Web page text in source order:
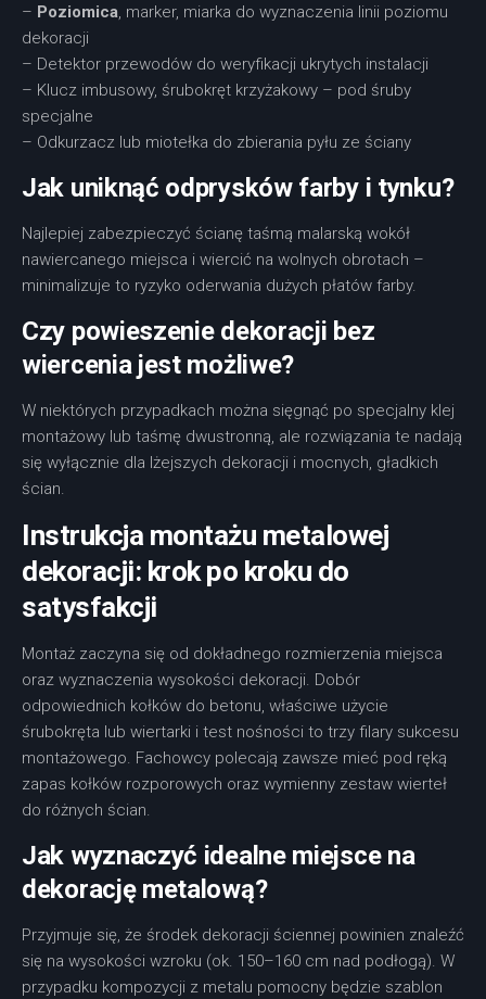
– Poziomica, marker, miarka do wyznaczenia linii poziomu
dekoracji
– Detektor przewodów do weryfikacji ukrytych instalacji
– Klucz imbusowy, śrubokręt krzyżakowy – pod śruby
specjalne
– Odkurzacz lub miotełka do zbierania pyłu ze ściany
Jak uniknąć odprysków farby i tynku?
Najlepiej zabezpieczyć ścianę taśmą malarską wokół
nawiercanego miejsca i wiercić na wolnych obrotach –
minimalizuje to ryzyko oderwania dużych płatów farby.
Czy powieszenie dekoracji bez
wiercenia jest możliwe?
W niektórych przypadkach można sięgnąć po specjalny klej
montażowy lub taśmę dwustronną, ale rozwiązania te nadają
się wyłącznie dla lżejszych dekoracji i mocnych, gładkich
ścian.
Instrukcja montażu metalowej
dekoracji: krok po kroku do
satysfakcji
Montaż zaczyna się od dokładnego rozmierzenia miejsca
oraz wyznaczenia wysokości dekoracji. Dobór
odpowiednich kołków do betonu, właściwe użycie
śrubokręta lub wiertarki i test nośności to trzy filary sukcesu
montażowego. Fachowcy polecają zawsze mieć pod ręką
zapas kołków rozporowych oraz wymienny zestaw wierteł
do różnych ścian.
Jak wyznaczyć idealne miejsce na
dekorację metalową?
Przyjmuje się, że środek dekoracji ściennej powinien znaleźć
się na wysokości wzroku (ok. 150–160 cm nad podłogą). W
przypadku kompozycji z metalu pomocny będzie szablon